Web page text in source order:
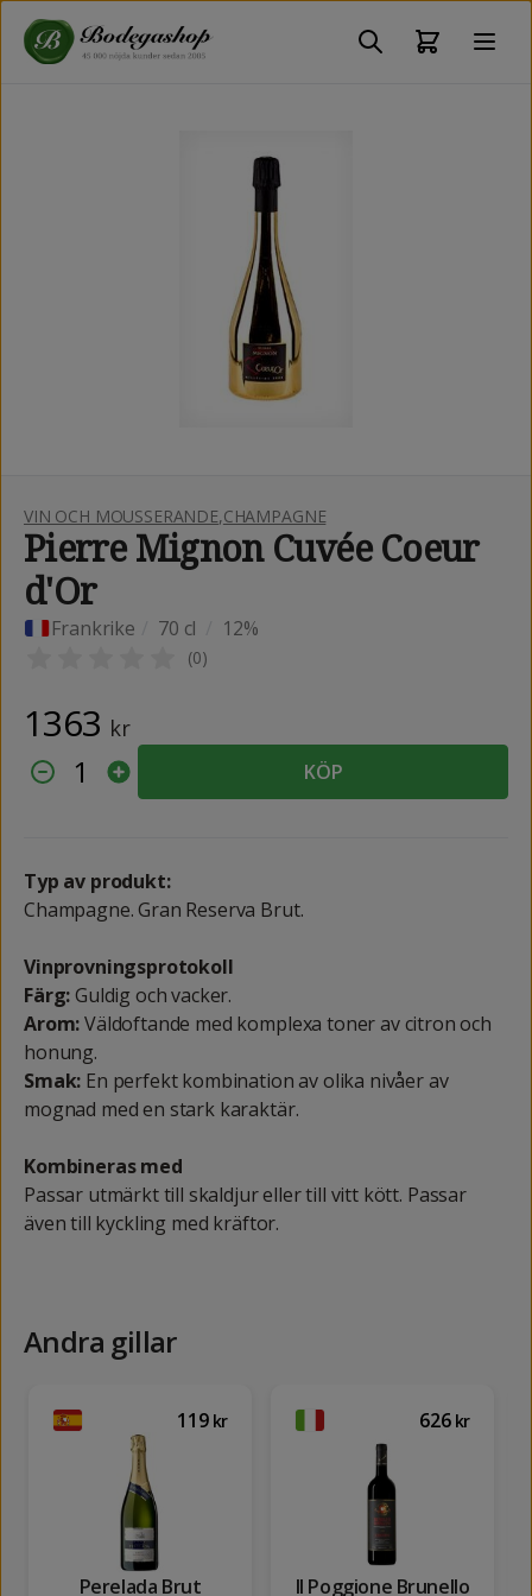
VIN OCH MOUSSERANDE,CHAMPAGNE
Pierre Mignon Cuvée Coeur
d'Or
Frankrike 70 cl 12%
(0)
1363 kr
1 KÖP
Typ av produkt:
Champagne. Gran Reserva Brut.
Vinprovningsprotokoll
Färg:Guldig och vacker.
Arom:Väldoftande med komplexa toner av citron och
honung.
Smak: En perfekt kombination av olika nivåer av
mognad med en stark karaktär.
Kombineras med
Passar utmärkt till skaldjur eller till vitt kött. Passar
även till kyckling med kräftor.
Andra gillar
119 kr
Perelada Brut
626 kr
Il Poggione Brunello